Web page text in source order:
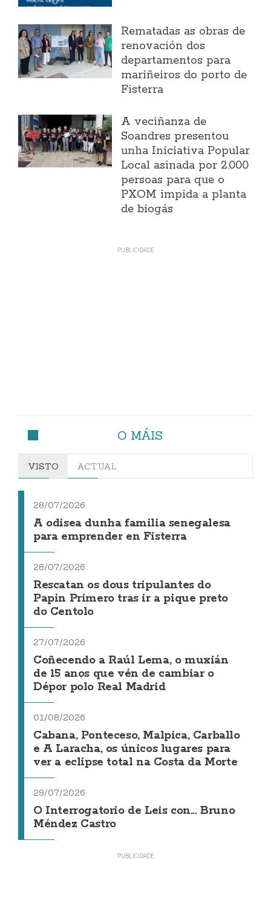
Rematadas as obras de
renovación dos
departamentos para
mariñeiros do porto de
Fisterra
A veciñanza de
Soandres presentou
unha Iniciativa Popular
Local asinada por 2.000
persoas para que o
PXOM impida a planta
de biogás
O MÁIS
VISTO ACTUAL
28/07/2026
A odisea dunha familia senegalesa
para emprender en Fisterra
28/07/2026
Rescatan os dous tripulantes do
Papin Primero tras ir a pique preto
do Centolo
27/07/2026
Coñecendo a Raúl Lema, o muxián
de 15 anos que vén de cambiar o
Dépor polo Real Madrid
01/08/2026
Cabana, Ponteceso, Malpica, Carballo
e A Laracha, os únicos lugares para
ver a eclipse total na Costa da Morte
29/07/2026
O Interrogatorio de Leis con... Bruno
Méndez Castro